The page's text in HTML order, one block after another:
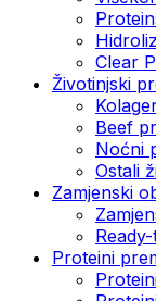
Clear
Životinjski
Beef
Noćni
Ostali
Zamjenski
Proteini